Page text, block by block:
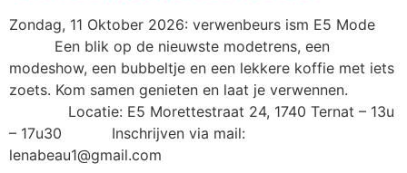
Zondag, 11 Oktober 2026: verwenbeurs ism E5 Mode
Een blik op de nieuwste modetrens, een
modeshow, een bubbeltje en een lekkere koffie met iets
zoets. Kom samen genieten en laat je verwennen.
Locatie: E5 Morettestraat 24, 1740 Ternat – 13u
– 17u30 Inschrijven via mail:
lenabeau1@gmail.com